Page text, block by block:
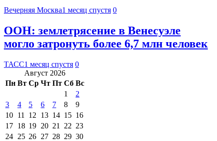
Вечерняя Москва1 месяц спустя 0
ООН: землетрясение в Венесуэле
могло затронуть более 6,7 млн человек
ТАСС1 месяц спустя 0
Август 2026
Пн Вт Ср Чт Пт Сб Вс
1
2
3
4 5 6 7 8
9
10 11 12 13 14 15 16
17 18 19 20 21 22 23
24 25 26 27 28 29 30